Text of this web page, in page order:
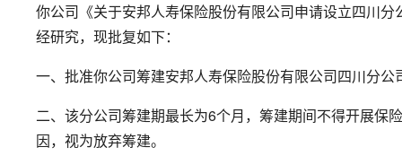
你公司《关于安邦人寿保险股份有限公司申请设立四川
经研究，现批复如下：
一、批准你公司筹建安邦人寿保险股份有限公司四川分公
二、该分公司筹建期最长为6个月，筹建期间不得开展保
因，视为放弃筹建。